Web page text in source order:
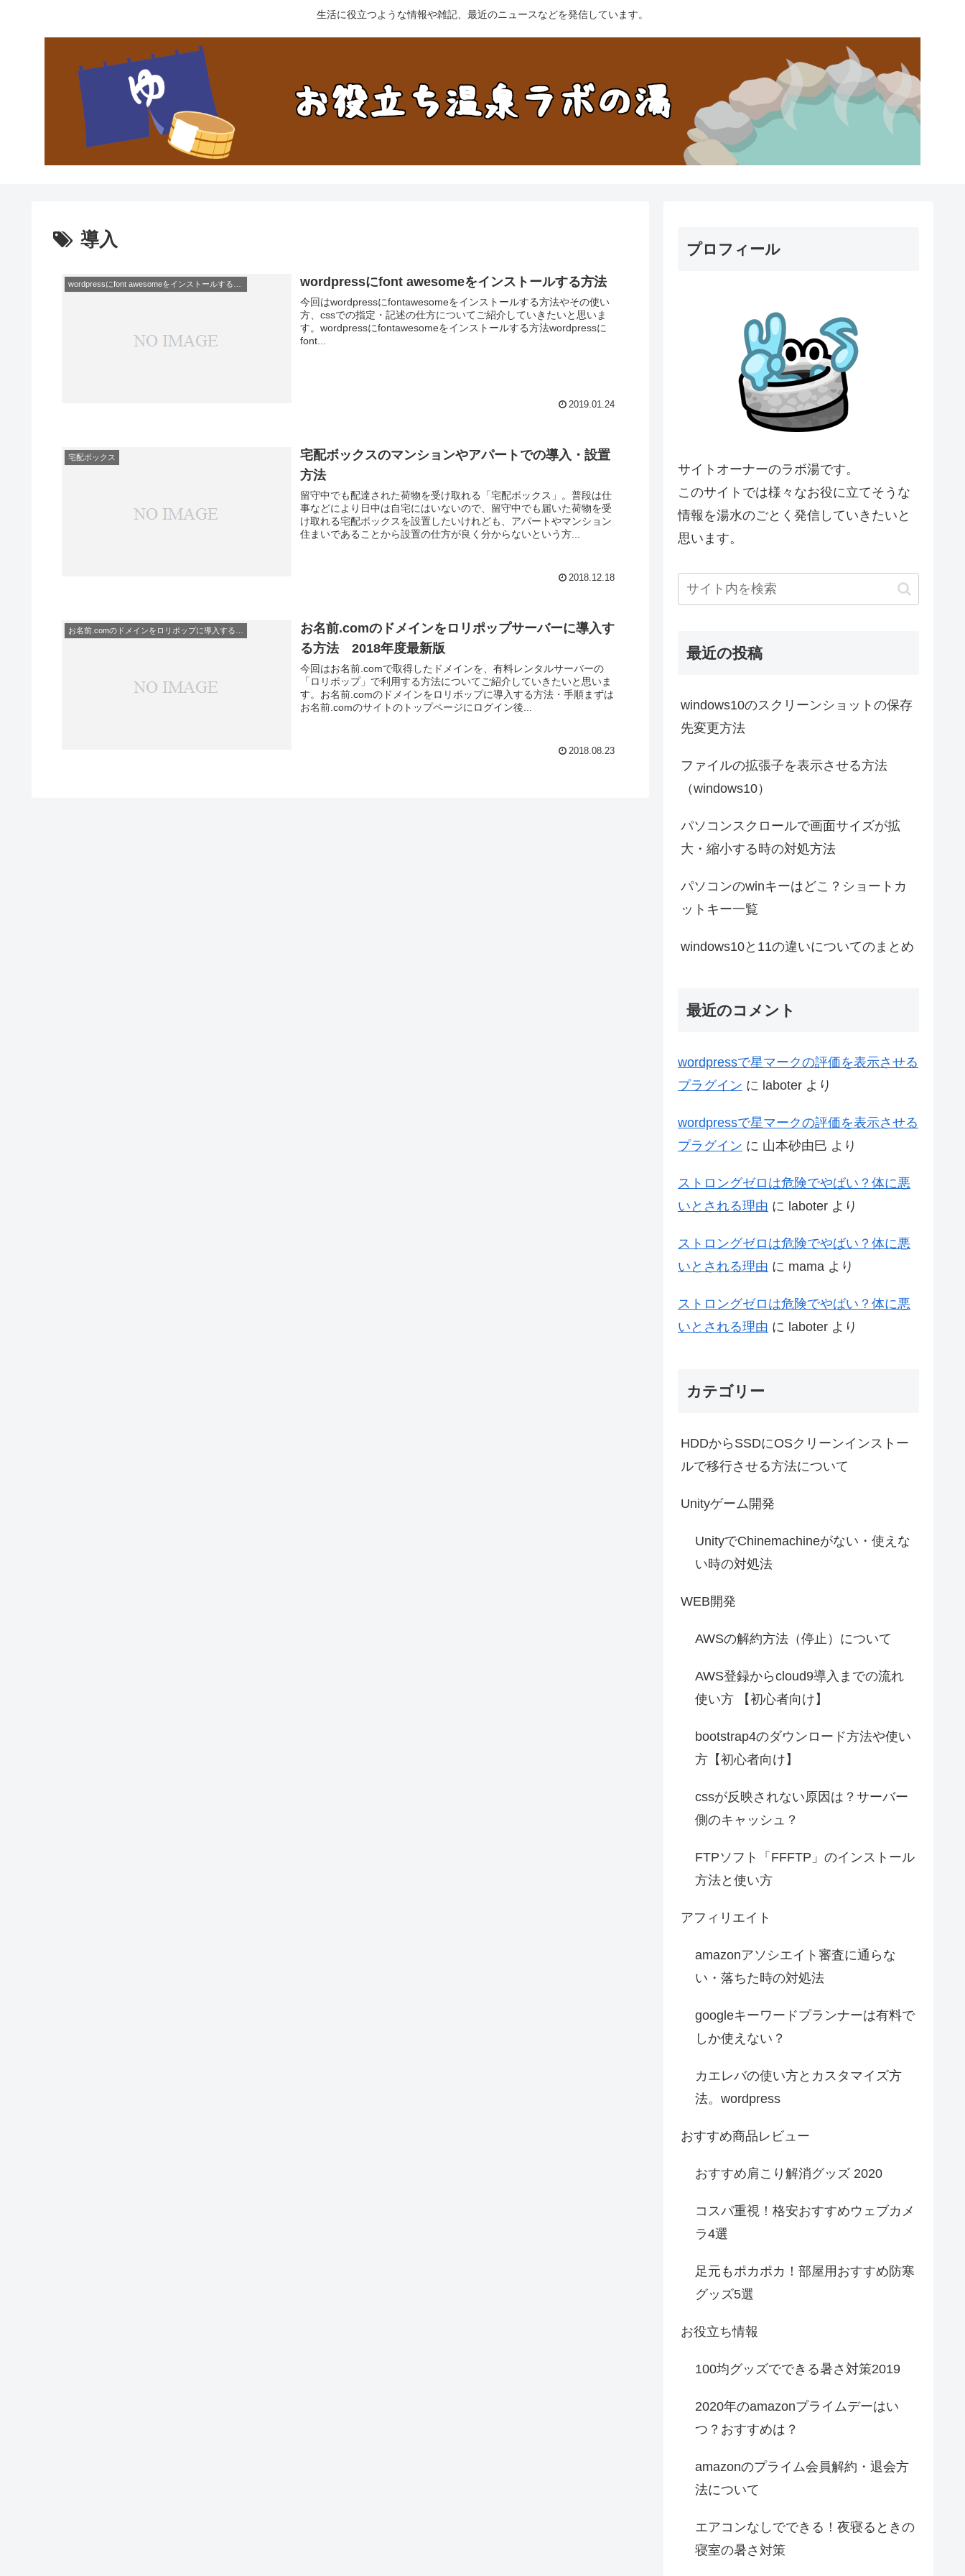
生活に役立つような情報や雑記、最近のニュースなどを発信しています。
導入
wordpressにfont awesomeをインストールする方法
今回はwordpressにfontawesomeをインストールする方法やその使い
方、cssでの指定・記述の仕方についてご紹介していきたいと思いま
す。wordpressにfontawesomeをインストールする方法wordpressに
font...
2019.01.24
宅配ボックス
宅配ボックスのマンションやアパートでの導入・設置
方法
留守中でも配達された荷物を受け取れる「宅配ボックス」。普段は仕
事などにより日中は自宅にはいないので、留守中でも届いた荷物を受
け取れる宅配ボックスを設置したいけれども、アパートやマンション
住まいであることから設置の仕方が良く分からないという方...
2018.12.18
お名前.comのドメインをロリポップサーバーに導入す
る方法 2018年度最新版
今回はお名前.comで取得したドメインを、有料レンタルサーバーの
「ロリポップ」で利用する方法についてご紹介していきたいと思いま
す。お名前.comのドメインをロリポップに導入する方法・手順まずは
お名前.comのサイトのトップページにログイン後...
2018.08.23
プロフィール
サイトオーナーのラボ湯です。
このサイトでは様々なお役に立てそうな
情報を湯水のごとく発信していきたいと
思います。
最近の投稿
windows10のスクリーンショットの保存
先変更方法
ファイルの拡張子を表示させる方法
（windows10）
パソコンスクロールで画面サイズが拡
大・縮小する時の対処方法
パソコンのwinキーはどこ？ショートカ
ットキー一覧
windows10と11の違いについてのまとめ
最近のコメント
wordpressで星マークの評価を表示させる
プラグイン に laboter より
wordpressで星マークの評価を表示させる
プラグイン に 山本砂由巳 より
ストロングゼロは危険でやばい？体に悪
いとされる理由 に laboter より
ストロングゼロは危険でやばい？体に悪
いとされる理由 に mama より
ストロングゼロは危険でやばい？体に悪
いとされる理由 に laboter より
カテゴリー
HDDからSSDにOSクリーンインストー
ルで移行させる方法について
Unityゲーム開発
UnityでChinemachineがない・使えな
い時の対処法
WEB開発
AWSの解約方法（停止）について
AWS登録からcloud9導入までの流れ
使い方 【初心者向け】
bootstrap4のダウンロード方法や使い
方【初心者向け】
cssが反映されない原因は？サーバー
側のキャッシュ？
FTPソフト「FFFTP」のインストール
方法と使い方
アフィリエイト
amazonアソシエイト審査に通らな
い・落ちた時の対処法
googleキーワードプランナーは有料で
しか使えない？
カエレバの使い方とカスタマイズ方
法。wordpress
おすすめ商品レビュー
おすすめ肩こり解消グッズ 2020
コスパ重視！格安おすすめウェブカメ
ラ4選
足元もポカポカ！部屋用おすすめ防寒
グッズ5選
お役立ち情報
100均グッズでできる暑さ対策2019
2020年のamazonプライムデーはい
つ？おすすめは？
amazonのプライム会員解約・退会方
法について
エアコンなしでできる！夜寝るときの
寝室の暑さ対策